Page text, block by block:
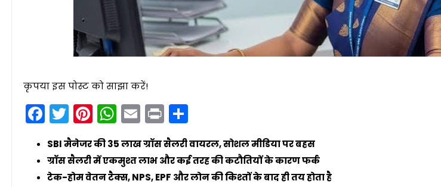
कृपया इस पोस्ट को साझा करें!
Facebook
Twitter
Pinterest
WhatsApp
Email
Print
SBI मैनेजर की 35 लाख ग्रॉस सैलरी वायरल, सोशल मीडिया पर बहस
ग्रॉस सैलरी में एकमुश्त लाभ और कई तरह की कटौतियों के कारण फर्क
टेक-होम वेतन टैक्स, NPS, EPF और लोन की किश्तों के बाद ही तय होता है